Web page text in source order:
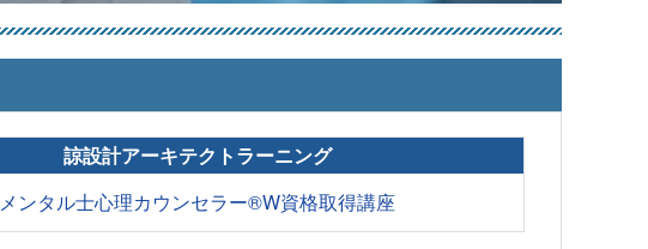
諒設計アーキテクトラーニング
メンタル士心理カウンセラー®W資格取得講座